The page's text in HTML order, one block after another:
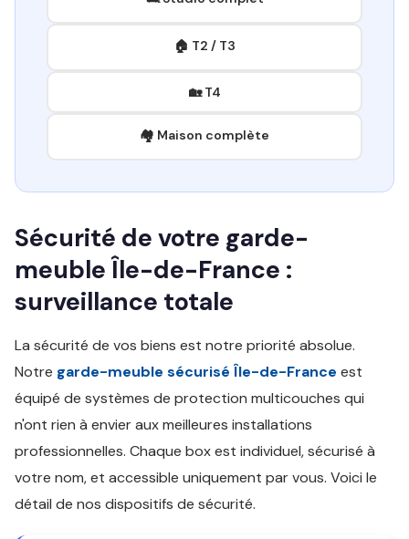
🏠 T2 / T3
🏡 T4
🏘️ Maison complète
Sécurité de votre garde-
meuble Île-de-France :
surveillance totale
La sécurité de vos biens est notre priorité absolue.
Notre garde-meuble sécurisé Île-de-France est
équipé de systèmes de protection multicouches qui
n'ont rien à envier aux meilleures installations
professionnelles. Chaque box est individuel, sécurisé à
votre nom, et accessible uniquement par vous. Voici le
détail de nos dispositifs de sécurité.